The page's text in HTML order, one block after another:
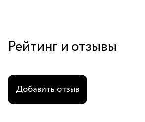
Рейтинг и отзывы
Добавить отзыв